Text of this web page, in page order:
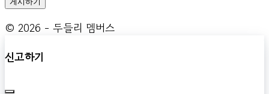
© 2026 - 두들리 멤버스
신고하기